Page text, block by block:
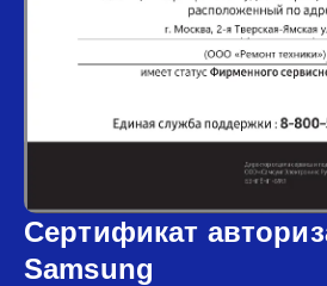
Сертификат
Samsung